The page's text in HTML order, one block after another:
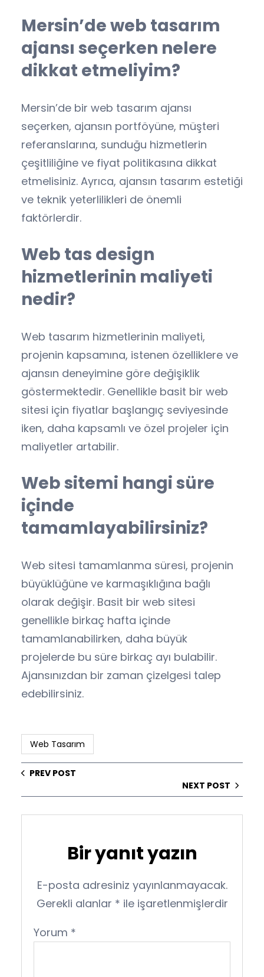
Mersin’de web tasarım
ajansı seçerken nelere
dikkat etmeliyim?
Mersin’de bir web tasarım ajansı
seçerken, ajansın portföyüne, müşteri
referanslarına, sunduğu hizmetlerin
çeşitliliğine ve fiyat politikasına dikkat
etmelisiniz. Ayrıca, ajansın tasarım estetiği
ve teknik yeterlilikleri de önemli
faktörlerdir.
Web tas design
hizmetlerinin maliyeti
nedir?
Web tasarım hizmetlerinin maliyeti,
projenin kapsamına, istenen özelliklere ve
ajansın deneyimine göre değişiklik
göstermektedir. Genellikle basit bir web
sitesi için fiyatlar başlangıç seviyesinde
iken, daha kapsamlı ve özel projeler için
maliyetler artabilir.
Web sitemi hangi süre
içinde
tamamlayabilirsiniz?
Web sitesi tamamlanma süresi, projenin
büyüklüğüne ve karmaşıklığına bağlı
olarak değişir. Basit bir web sitesi
genellikle birkaç hafta içinde
tamamlanabilirken, daha büyük
projelerde bu süre birkaç ayı bulabilir.
Ajansınızdan bir zaman çizelgesi talep
edebilirsiniz.
Web Tasarım
PREV POST
NEXT POST
Bir yanıt yazın
E-posta adresiniz yayınlanmayacak.
Gerekli alanlar * ile işaretlenmişlerdir
Yorum *